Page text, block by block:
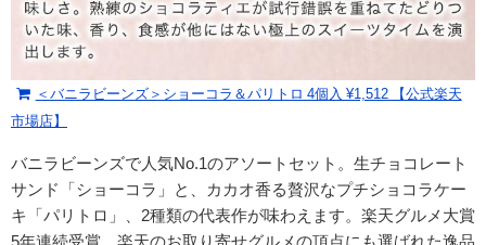
＜バニラビーンズ＞ショーコラ＆パリトロ 4個入 ¥1,512 【公式楽天
市場店】
バニラビーンズで人気No.1のアソートセット。生チョコレート
サンド「ショーコラ」と、カカオ香る贅沢なプチショコラケー
キ「パリトロ」、2種類の代表作が味わえます。楽天グルメ大賞
5年連続受賞、楽天のお取り寄せグルメの頂点にも選ばれた逸品